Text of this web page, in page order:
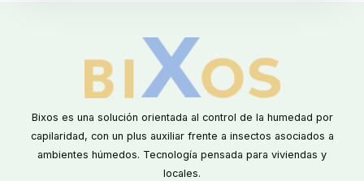
Bixos es una solución orientada al control de la humedad por
capilaridad, con un plus auxiliar frente a insectos asociados a
ambientes húmedos. Tecnología pensada para viviendas y
locales.